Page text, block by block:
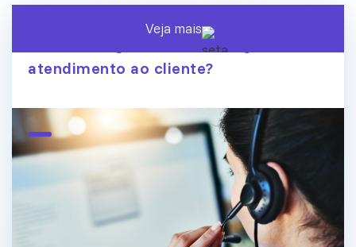
A era dos agentes de IA chegou ao
atendimento ao cliente?
Veja mais